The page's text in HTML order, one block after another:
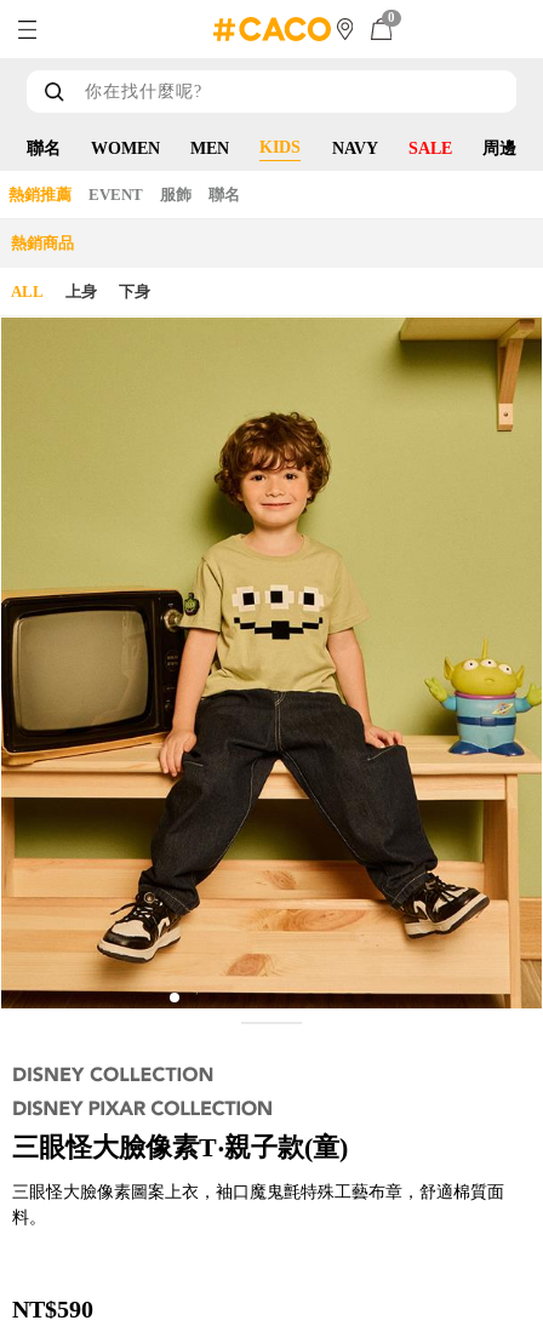
0
聯名 WOMEN MEN KIDS NAVY SALE 周邊
熱銷推薦 EVENT 服飾 聯名
熱銷商品
ALL 上身 下身
三眼怪大臉像素T‧親子款(童)
三眼怪大臉像素圖案上衣，袖口魔鬼氈特殊工藝布章，舒適棉質面
料。
NT$590